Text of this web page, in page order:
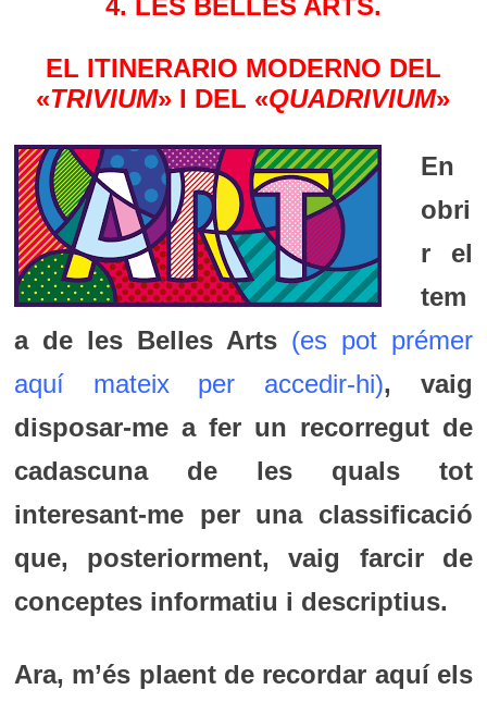
EL ITINERARIO MODERNO DEL
«TRIVIUM» I DEL «QUADRIVIUM»
En
obri
r el
tem
a de les Belles Arts (es pot prémer
aquí mateix per accedir-hi), vaig
disposar-me a fer un recorregut de
cadascuna de les quals tot
interesant-me per una classificació
que, posteriorment, vaig farcir de
conceptes informatiu i descriptius.
Ara, m’és plaent de recordar aquí els